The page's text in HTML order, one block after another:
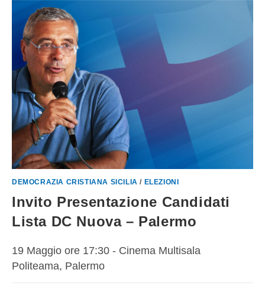
DEMOCRAZIA CRISTIANA SICILIA / ELEZIONI
Invito Presentazione Candidati
Lista DC Nuova – Palermo
19 Maggio ore 17:30 - Cinema Multisala
Politeama, Palermo